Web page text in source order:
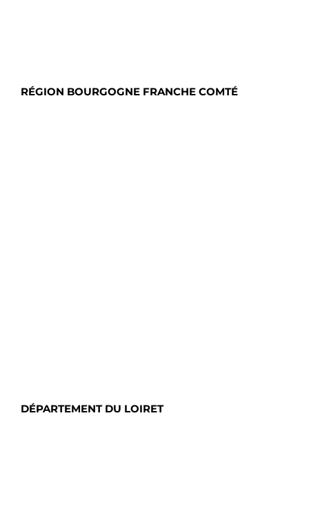
RÉGION BOURGOGNE FRANCHE COMTÉ
DÉPARTEMENT DU LOIRET